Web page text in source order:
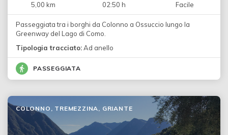
5,00 km 02:50 h Facile
Passeggiata tra i borghi da Colonno a Ossuccio lungo la
Greenway del Lago di Como.
Tipologia tracciato:Ad anello
PASSEGGIATA
COLONNO, TREMEZZINA, GRIANTE